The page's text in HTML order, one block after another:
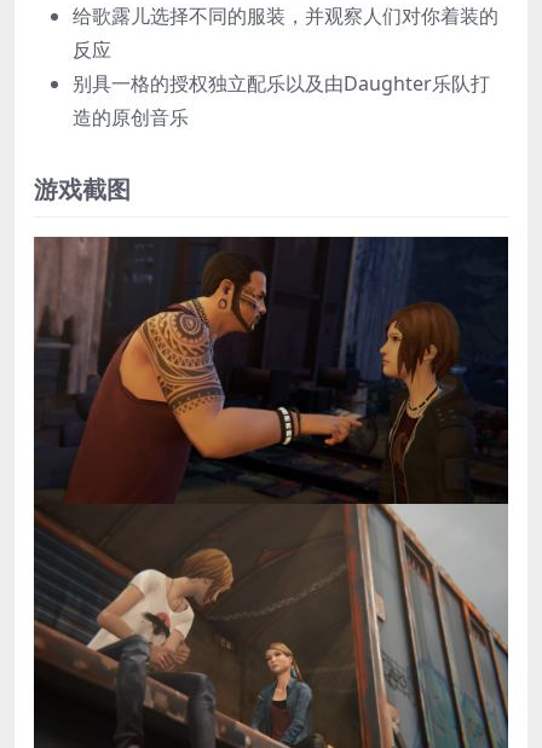
给歌露儿选择不同的服装，并观察人们对你着装的
反应
别具一格的授权独立配乐以及由Daughter乐队打
造的原创音乐
游戏截图